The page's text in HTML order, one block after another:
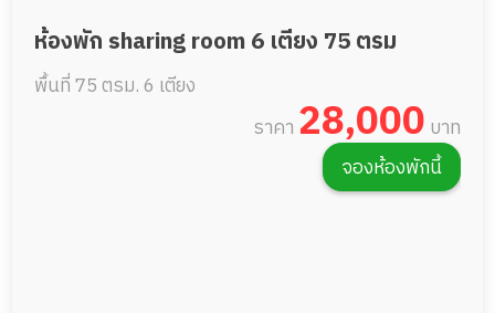
ห้องพัก sharing room 6 เตียง 75 ตรม
พื้นที่ 75 ตรม.6 เตียง
ราคา 28,000 บาท
จองห้องพักนี้